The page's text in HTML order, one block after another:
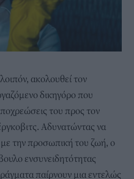
ακολουθεί τον
δικηγόρο που
του προς τον
Αδυνατώντας να
την προσωπική του ζωή, ο
ενσυνειδητότητας
παίρνουν μια εντελώς